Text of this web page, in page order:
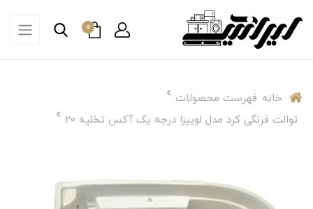
0
خانه فهرست محصولات
توالت فرنگی کرد مدل لوییزا درجه یک آکس تخلیه 20